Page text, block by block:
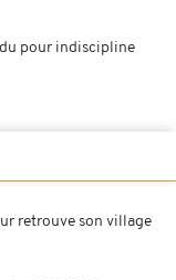
pour indiscipline
retrouve son village